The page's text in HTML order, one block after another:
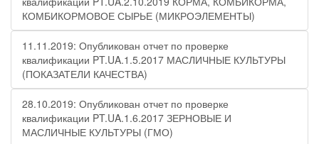
КОМБИКОРМОВОЕ СЫРЬЕ (МИКРОЭЛЕМЕНТЫ)
11.11.2019: Опубликован отчет по проверке
квалификации PT.UA.1.5.2017 МАСЛИЧНЫЕ КУЛЬТУРЫ
(ПОКАЗАТЕЛИ КАЧЕСТВА)
28.10.2019: Опубликован отчет по проверке
квалификации PT.UA.1.6.2017 ЗЕРНОВЫЕ И
МАСЛИЧНЫЕ КУЛЬТУРЫ (ГМО)